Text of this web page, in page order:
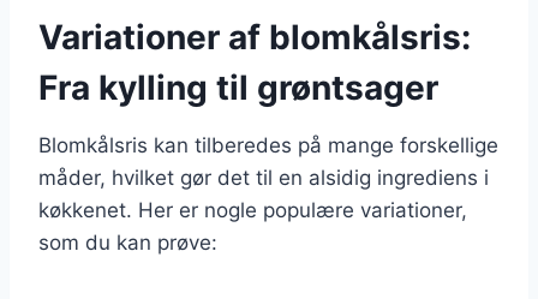
Variationer af blomkålsris:
Fra kylling til grøntsager
Blomkålsris kan tilberedes på mange forskellige
måder, hvilket gør det til en alsidig ingrediens i
køkkenet. Her er nogle populære variationer,
som du kan prøve: